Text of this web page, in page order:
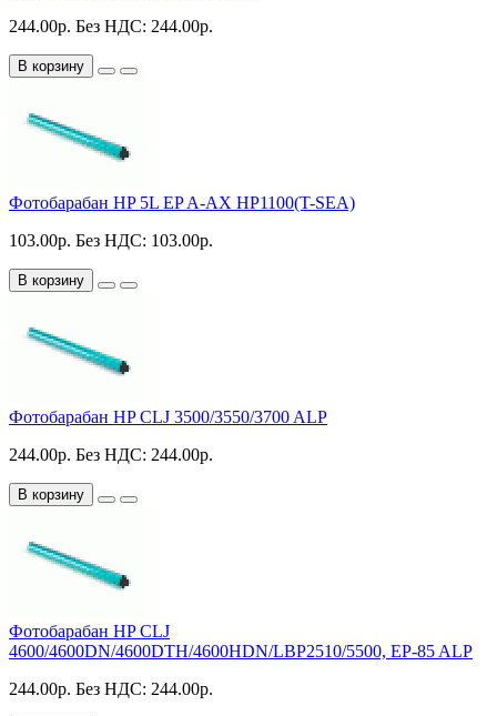
244.00р. Без НДС: 244.00р.
В корзину
Фотобарабан HP 5L EP A-AX HP1100(T-SEA)
103.00р. Без НДС: 103.00р.
В корзину
Фотобарабан HP CLJ 3500/3550/3700 ALP
244.00р. Без НДС: 244.00р.
В корзину
Фотобарабан HP CLJ
4600/4600DN/4600DTH/4600HDN/LBP2510/5500, EP-85 ALP
244.00р. Без НДС: 244.00р.